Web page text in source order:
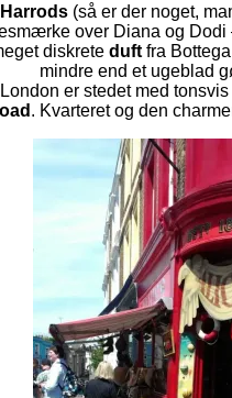
Harrods(så er der noget,
over Diana og Dodi
diskrete duft fra
mindre end et ugeblad
er stedet med
. Kvarteret og den